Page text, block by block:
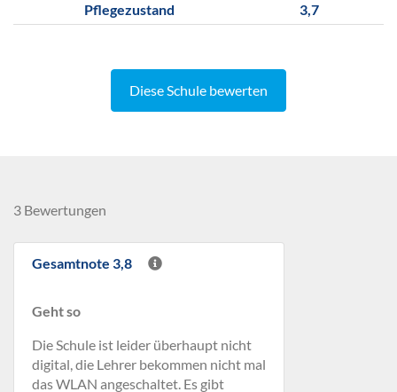
Pflegezustand
3,7
Diese Schule bewerten
3 Bewertungen
Gesamtnote 3,8
Geht so
Die Schule ist leider überhaupt nicht
digital, die Lehrer bekommen nicht mal
das WLAN angeschaltet. Es gibt